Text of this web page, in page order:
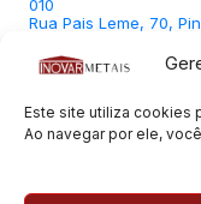
Este site utiliza cookies
Ao navegar por ele,
010
Rua Pais Leme, 70,
010
Central Vendas: (11)
Central Atendimento:
94535-7237